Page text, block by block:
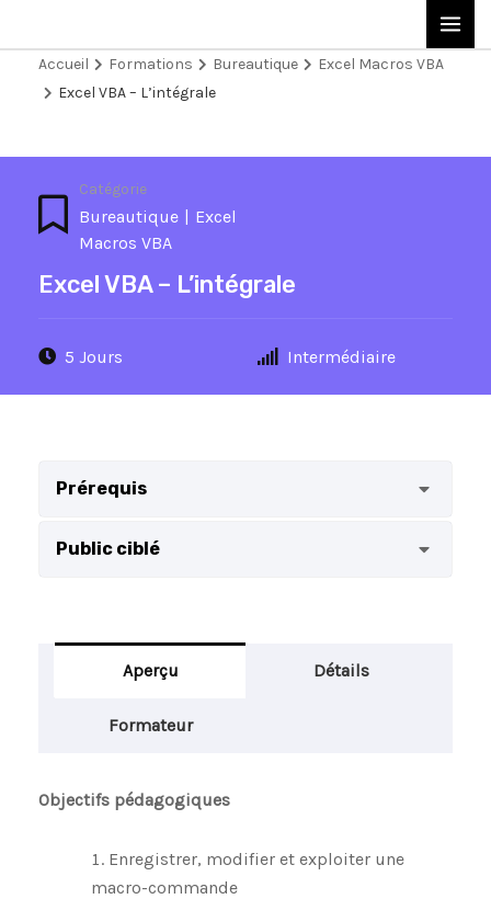
contenuAccueil Formations Bureautique
Excel Macros VBA
Excel VBA – L’intégrale
Catégorie
Bureautique
Excel
Macros VBA
Excel VBA – L’intégrale
5 Jours Intermédiaire
Prérequis
Public ciblé
Aperçu Détails
Formateur
Objectifs pédagogiques
Enregistrer, modifier et exploiter une
macro-commande